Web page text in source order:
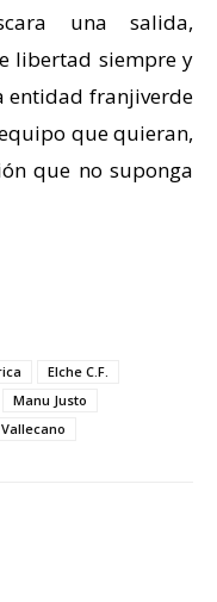
una salida,
libertad siempre y
entidad franjiverde
que quieran,
que no suponga
Elche C.F.
Manu Justo